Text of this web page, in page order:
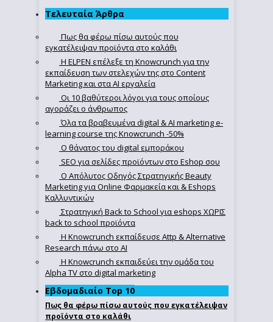
Τελευταία Άρθρα
Πως θα φέρω πίσω αυτούς που
εγκατέλειψαν προϊόντα στο καλάθι
Η ELPEN επέλεξε τη Knowcrunch για την
εκπαίδευση των στελεχών της στο Content
Marketing και στα AI εργαλεία
Οι 10 βαθύτεροι λόγοι για τους οποίους
αγοράζει ο άνθρωπος
Όλα τα βραβευμένα digital & AI marketing e-
learning course της Knowcrunch -50%
Ο θάνατος του digital εμποράκου
SEO για σελίδες προϊόντων στο Eshop σου
Ο Απόλυτoς Οδηγός Στρατηγικής Beauty
Marketing για Online Φαρμακεία και & Eshops
Καλλυντικών
Στρατηγική Back to School για eshops ΧΩΡΙΣ
back to school προϊόντα
Η Knowcrunch εκπαίδευσε Attp & Alternative
Research πάνω στο ΑΙ
Η Knowcrunch εκπαιδεύει την ομάδα του
Alpha TV στο digital marketing
Εβδομαδιαίο Top 10
Πως θα φέρω πίσω αυτούς που εγκατέλειψαν
προϊόντα στο καλάθι